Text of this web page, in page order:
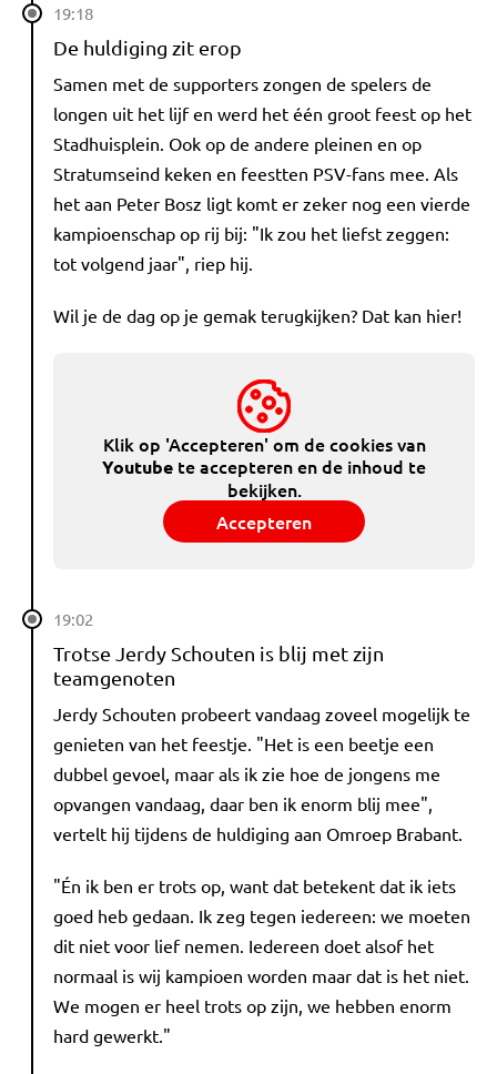
19:18
De huldiging zit erop
Samen met de supporters zongen de spelers de
longen uit het lijf en werd het één groot feest op het
Stadhuisplein. Ook op de andere pleinen en op
Stratumseind keken en feestten PSV-fans mee. Als
het aan Peter Bosz ligt komt er zeker nog een vierde
kampioenschap op rij bij: "Ik zou het liefst zeggen:
tot volgend jaar", riep hij.
Wil je de dag op je gemak terugkijken? Dat kan hier!
Klik op 'Accepteren' om de cookies van
Youtube te accepteren en de inhoud te
bekijken.
Accepteren
19:02
Trotse Jerdy Schouten is blij met zijn
teamgenoten
Jerdy Schouten probeert vandaag zoveel mogelijk te
genieten van het feestje. "Het is een beetje een
dubbel gevoel, maar als ik zie hoe de jongens me
opvangen vandaag, daar ben ik enorm blij mee",
vertelt hij tijdens de huldiging aan Omroep Brabant.
"Én ik ben er trots op, want dat betekent dat ik iets
goed heb gedaan. Ik zeg tegen iedereen: we moeten
dit niet voor lief nemen. Iedereen doet alsof het
normaal is wij kampioen worden maar dat is het niet.
We mogen er heel trots op zijn, we hebben enorm
hard gewerkt."